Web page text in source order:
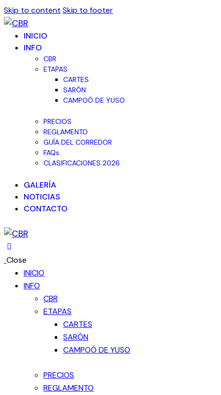
Skip to content Skip to footer
INICIO
INFO
CBR
ETAPAS
CARTES
SARÓN
CAMPOÓ DE YUSO
PRECIOS
REGLAMENTO
GUÍA DEL CORREDOR
FAQs
CLASIFICACIONES 2026
GALERÍA
NOTICIAS
CONTACTO
Close
INICIO
INFO
CBR
ETAPAS
CARTES
SARÓN
CAMPOÓ DE YUSO
PRECIOS
REGLAMENTO